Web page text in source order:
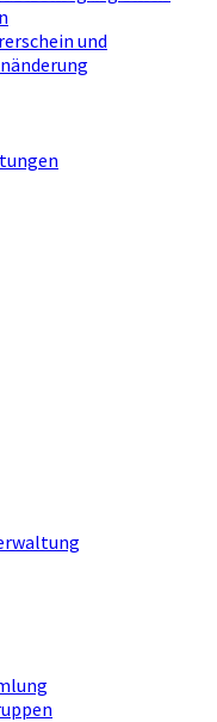
und